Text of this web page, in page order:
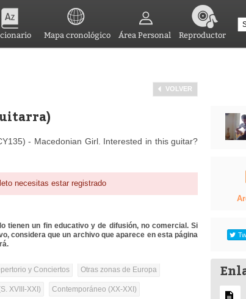
Mapa cronológico Área Personal Reproductor
VOLVER
- Macedonian Girl. Interested in this guitar?
necesitas estar registrado
tienen un fin educativo y de difusión, no comercial. Si
considera que un archivo que aparece en esta página
y Conciertos Otras zonas de Europa
XVIII-XXI) Contemporáneo (XX-XXI)